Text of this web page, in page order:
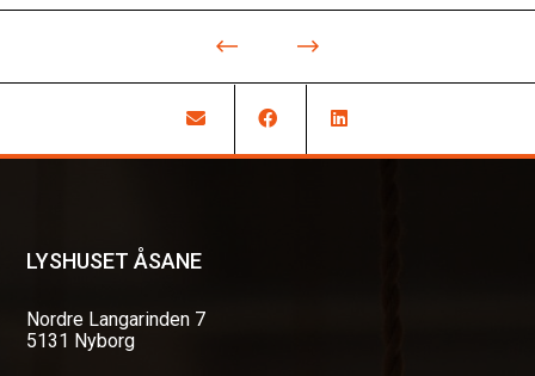
LYSHUSET ÅSANE
Nordre Langarinden 7
5131 Nyborg